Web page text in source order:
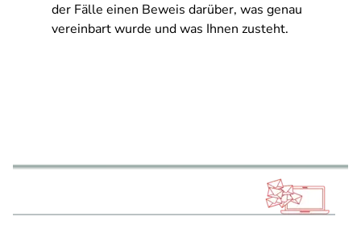
der Fälle einen Beweis darüber, was genau
vereinbart wurde und was Ihnen zusteht.